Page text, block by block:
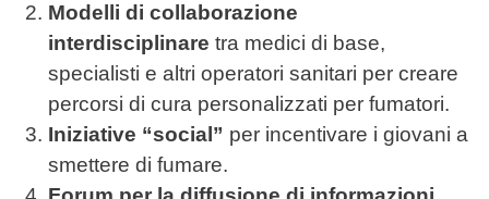
Modelli di collaborazione
interdisciplinare tra medici di base,
specialisti e altri operatori sanitari per creare
percorsi di cura personalizzati per fumatori.
Iniziative “social” per incentivare i giovani a
smettere di fumare.